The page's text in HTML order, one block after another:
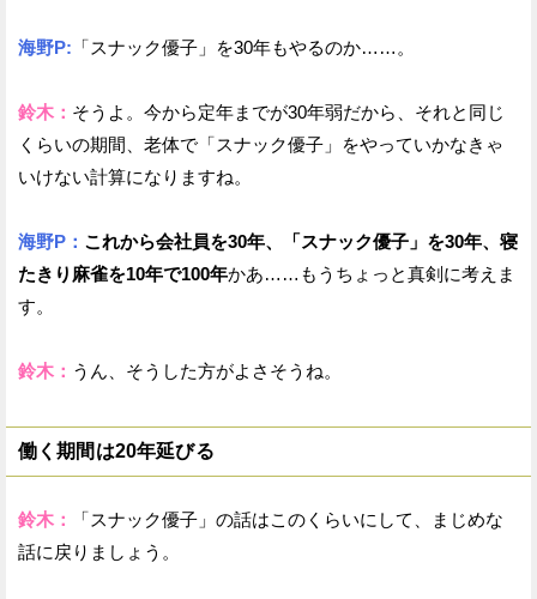
海野P: 「スナック優子」を30年もやるのか……。
鈴木： そうよ。今から定年までが30年弱だから、それと同じ
くらいの期間、老体で「スナック優子」をやっていかなきゃ
いけない計算になりますね。
海野P： これから会社員を30年、「スナック優子」を30年、寝
たきり麻雀を10年で100年かあ……もうちょっと真剣に考えま
す。
鈴木： うん、そうした方がよさそうね。
働く期間は20年延びる
鈴木：
「スナック優子」の話はこのくらいにして、まじめな
話に戻りましょう。